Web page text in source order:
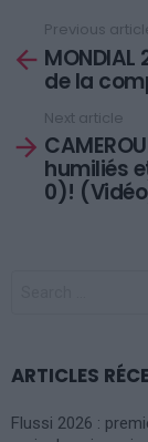
more
Previous
de la
Next article
humiliés
0)!
ARTICLES
Flussi 2026 :